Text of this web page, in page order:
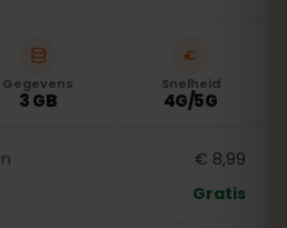
Gegevens
3 GB
Snelheid
4G/5G
€ 8,99
Gratis